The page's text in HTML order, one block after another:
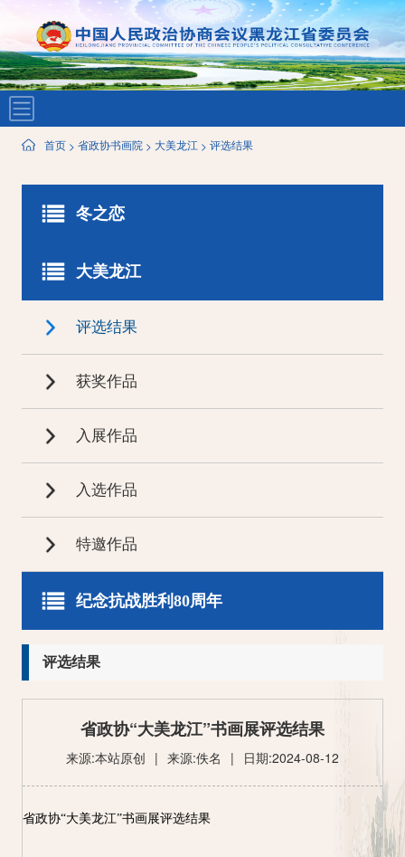
首页 > 省政协书画院 > 大美龙江 > 评选结果
冬之恋
获奖作品
入展作品
入选作品
特邀作品
大美龙江
评选结果
获奖作品
入展作品
入选作品
特邀作品
纪念抗战胜利80周年
特邀作品
入展作品
入选作品
评选结果
省政协“大美龙江”书画展评选结果
来源:本站原创 | 来源:佚名 | 日期:2024-08-12
省政协“大美龙江”书画展评选结果